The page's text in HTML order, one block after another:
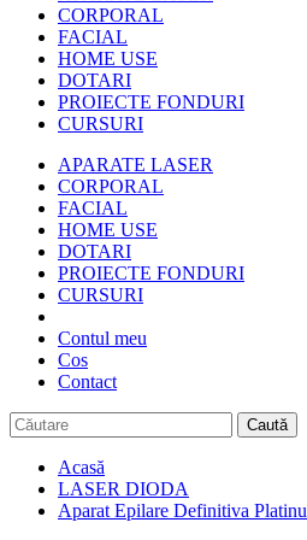
CORPORAL
FACIAL
HOME USE
DOTARI
PROIECTE FONDURI
CURSURI
APARATE LASER
CORPORAL
FACIAL
HOME USE
DOTARI
PROIECTE FONDURI
CURSURI
Contul meu
Cos
Contact
Caută
Acasă
LASER DIODA
Aparat Epilare Definitiva